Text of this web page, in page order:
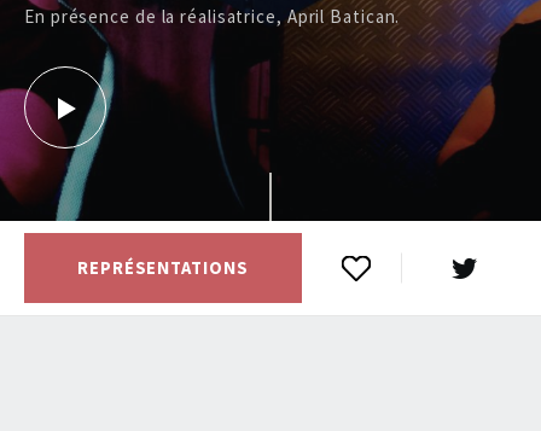
En présence de la réalisatrice, April Batican.
REPRÉSENTATIONS